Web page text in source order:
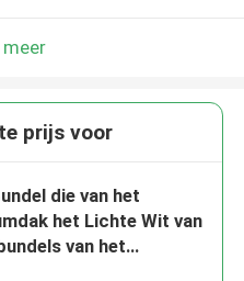
meer
prijs voor
die van het
het Lichte Wit van
van het